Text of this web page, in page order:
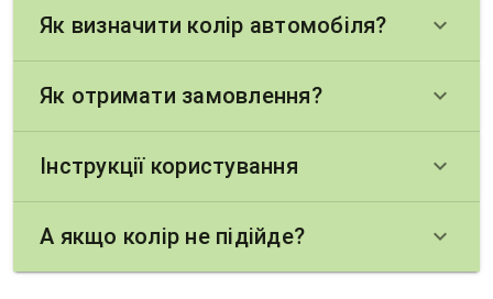
Як визначити колір автомобіля? keyboard_arrow_down
Як отримати замовлення? keyboard_arrow_down
Інструкції користування keyboard_arrow_down
А якщо колір не підійде? keyboard_arrow_down